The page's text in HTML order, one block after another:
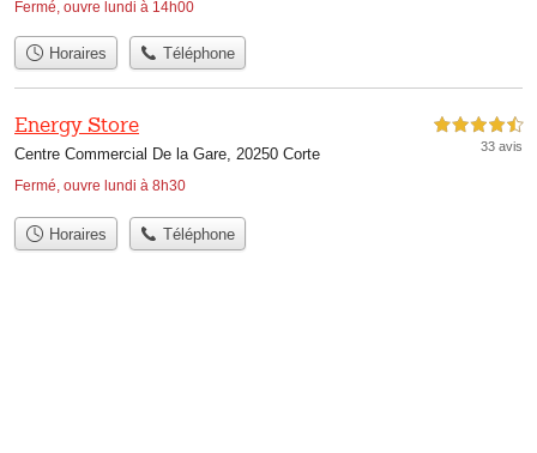
Fermé, ouvre lundi à 14h00
Horaires Téléphone
Energy Store
Centre Commercial De la Gare, 20250 Corte
Fermé, ouvre lundi à 8h30
4,5 étoiles sur 5
33 avis
Horaires Téléphone